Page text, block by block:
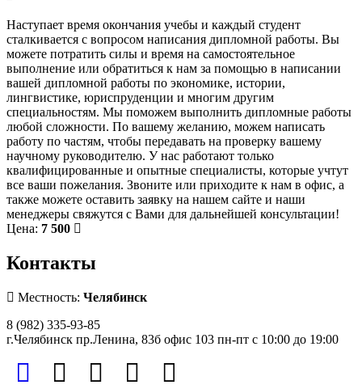
Наступает время окончания учебы и каждый студент
сталкивается с вопросом написания дипломной работы. Вы
можете потратить силы и время на самостоятельное
выполнение или обратиться к нам за помощью в написании
вашей дипломной работы по экономике, истории,
лингвистике, юриспруденции и многим другим
специальностям. Мы поможем выполнить дипломные работы
любой сложности. По вашему желанию, можем написать
работу по частям, чтобы передавать на проверку вашему
научному руководителю. У нас работают только
квалифицированные и опытные специалисты, которые учтут
все ваши пожелания. Звоните или приходите к нам в офис, а
также можете оставить заявку на нашем сайте и наши
менеджеры свяжутся с Вами для дальнейшей консультации!
Цена: 7 500
Контакты
Местность: Челябинск
8 (982) 335-93-85
г.Челябинск пр.Ленина, 83б офис 103 пн-пт с 10:00 до 19:00